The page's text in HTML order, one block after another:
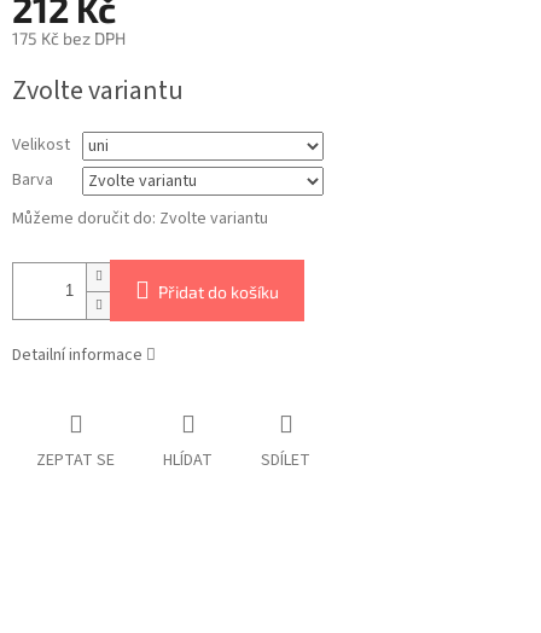
212 Kč
175 Kč bez DPH
cena:
Zvolte variantu
Velikost
Barva
Můžeme doručit do: Zvolte variantu
Přidat do košíku
Detailní informace
ZEPTAT SE HLÍDAT SDÍLET